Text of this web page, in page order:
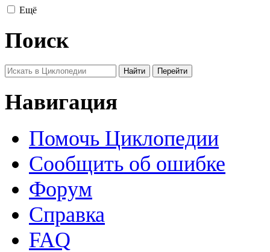
Ещё
Поиск
Навигация
Помочь Циклопедии
Сообщить об ошибке
Форум
Справка
FAQ